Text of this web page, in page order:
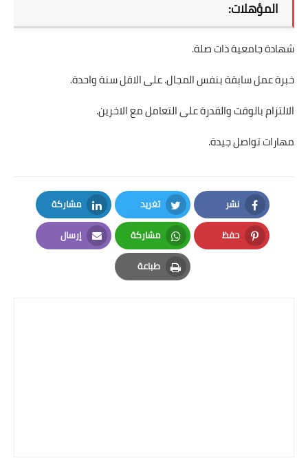
المؤهلات:
شهادة جامعية ذات صلة.
خبرة عمل سابقة بنفس المجال. على الاقل سنة واحدة.
الالتزام بالوقت والقدرة على التعامل مع الاخرين.
مهارات تواصل جيدة.
نشر
Facebook
تغريد
Twitter
مشاركة
LinkedIn
حفظ
Pinterest
مشاركة
Whatsapp
إرسال
Email
طباعة
Print